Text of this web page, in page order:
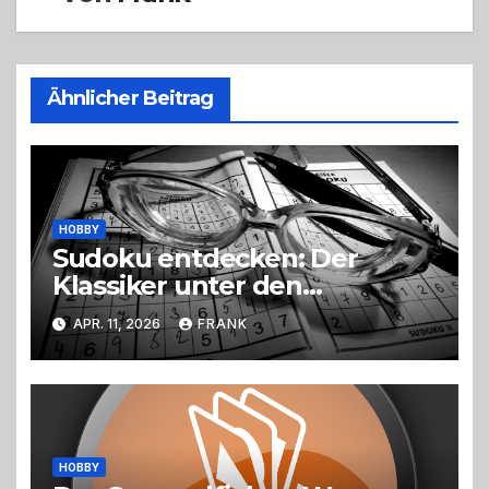
Ähnlicher Beitrag
HOBBY
Sudoku entdecken: Der
Klassiker unter den
Logikrätseln
APR. 11, 2026 FRANK
HOBBY